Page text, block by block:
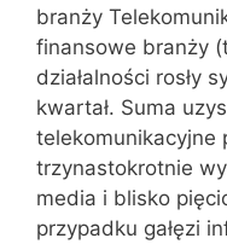
branży
finansowe branży
działalności rosły
kwartał. Suma
telekomunikacyjne
trzynastokrotnie
media i blisko
przypadku gałęzi